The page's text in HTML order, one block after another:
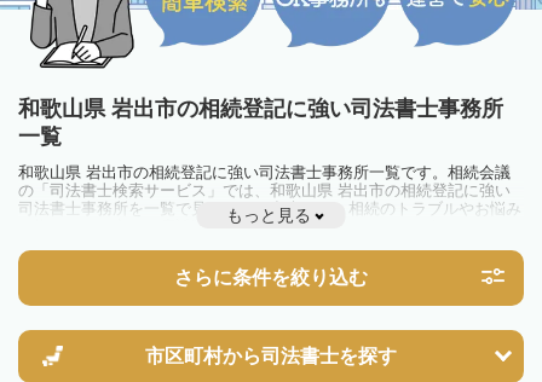
和歌山県 岩出市の相続登記に強い司法書士事務所
一覧
和歌山県 岩出市の相続登記に強い司法書士事務所一覧です。相続会議
の「司法書士検索サービス」では、和歌山県 岩出市の相続登記に強い
司法書士事務所を一覧で見ることが出来ます。相続のトラブルやお悩み
を抱えている方は一度近隣の司法書士に相談してみましょう。
不動産を相続した場合、相続を知った日から3年以内に登記しないと、
10万円以下の過料が科せられるため、速やかな手続きが必要です。義務
化前の相続も対象となるため注意しましょう。
す。その他の相続手続きも任せることが可能です。
また、義務化に伴い、相続人申告登記制度が創設されました。遺産分割
の話し合いがまとまらず登記できない場合は、この制度の活用を検討し
もっと見る
さらに条件を絞り込む
市区町村から司法書士を探す